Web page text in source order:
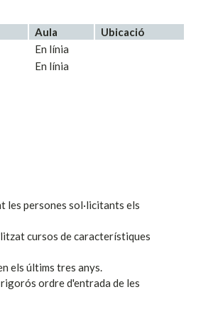
Aula
Ubicació
En línia
En línia
les persones sol·licitants els
cursos de característiques
els últims tres anys.
ordre d'entrada de les